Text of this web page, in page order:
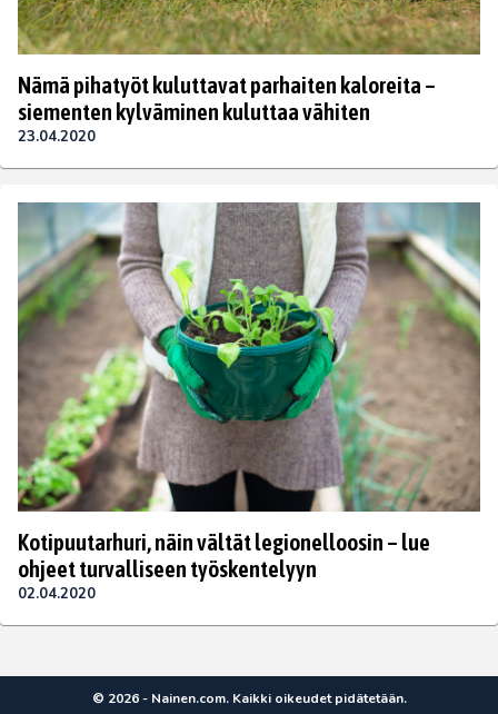
Nämä pihatyöt kuluttavat parhaiten kaloreita –
siementen kylväminen kuluttaa vähiten
23.04.2020
Kotipuutarhuri, näin vältät legionelloosin – lue
ohjeet turvalliseen työskentelyyn
02.04.2020
© 2026 - Nainen.com. Kaikki oikeudet pidätetään.